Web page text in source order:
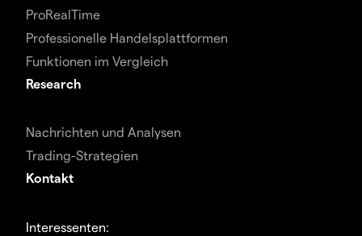
ProRealTime
Professionelle Handelsplattformen
Funktionen im Vergleich
Research
Nachrichten und Analysen
Trading-Strategien
Kontakt
Interessenten: